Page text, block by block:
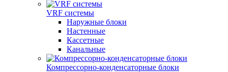
VRF системы
Наружные блоки
Настенные
Кассетные
Канальные
Компрессорно-конденсаторные блоки